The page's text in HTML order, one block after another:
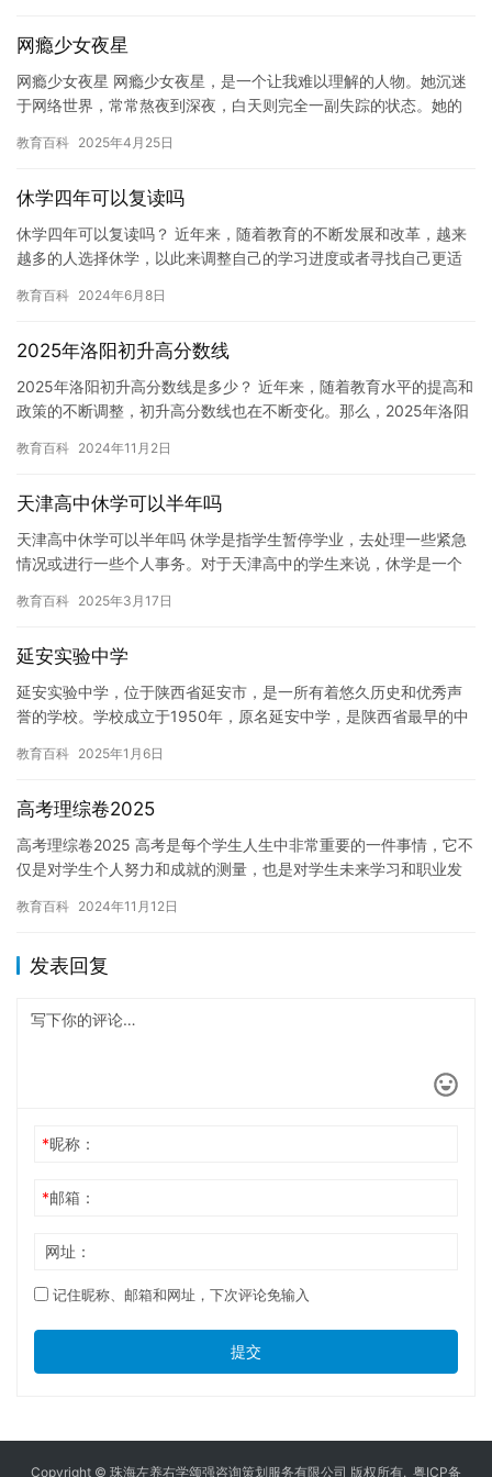
网瘾少女夜星
网瘾少女夜星 网瘾少女夜星，是一个让我难以理解的人物。她沉迷
于网络世界，常常熬夜到深夜，白天则完全一副失踪的状态。她的
一…
教育百科 2025年4月25日
休学四年可以复读吗
休学四年可以复读吗？ 近年来，随着教育的不断发展和改革，越来
越多的人选择休学，以此来调整自己的学习进度或者寻找自己更适
题并…
教育百科 2024年6月8日
2025年洛阳初升高分数线
2025年洛阳初升高分数线是多少？ 近年来，随着教育水平的提高和
政策的不断调整，初升高分数线也在不断变化。那么，2025年洛阳
教育百科 2024年11月2日
天津高中休学可以半年吗
天津高中休学可以半年吗 休学是指学生暂停学业，去处理一些紧急
情况或进行一些个人事务。对于天津高中的学生来说，休学是一个
休学…
教育百科 2025年3月17日
延安实验中学
延安实验中学，位于陕西省延安市，是一所有着悠久历史和优秀声
誉的学校。学校成立于1950年，原名延安中学，是陕西省最早的中
有…
教育百科 2025年1月6日
高考理综卷2025
高考理综卷2025 高考是每个学生人生中非常重要的一件事情，它不
仅是对学生个人努力和成就的测量，也是对学生未来学习和职业发
教育百科 2024年11月12日
发表回复
*昵称：
*邮箱：
网址：
记住昵称、邮箱和网址，下次评论免输入
提交
Copyright © 珠海左养右学颂强咨询策划服务有限公司 版权所有. 粤ICP备